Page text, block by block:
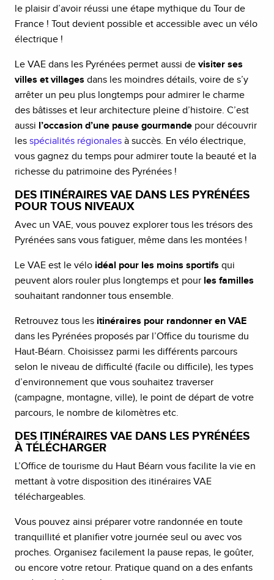
le plaisir d’avoir réussi une étape mythique du Tour de
France ! Tout devient possible et accessible avec un vélo
électrique !
Le VAE dans les Pyrénées permet aussi de visiter ses
villes et villages dans les moindres détails, voire de s’y
arrêter un peu plus longtemps pour admirer le charme
des bâtisses et leur architecture pleine d’histoire. C’est
aussi l’occasion d’une pause gourmande pour découvrir
les spécialités régionales à succès. En vélo électrique,
vous gagnez du temps pour admirer toute la beauté et la
richesse du patrimoine des Pyrénées !
DES ITINÉRAIRES VAE DANS LES PYRÉNÉES
POUR TOUS NIVEAUX
Avec un VAE, vous pouvez explorer tous les trésors des
Pyrénées sans vous fatiguer, même dans les montées !
Le VAE est le vélo idéal pour les moins sportifs qui
peuvent alors rouler plus longtemps et pour les familles
souhaitant randonner tous ensemble.
Retrouvez tous les itinéraires pour randonner en VAE
dans les Pyrénées proposés par l’Office du tourisme du
Haut-Béarn. Choisissez parmi les différents parcours
selon le niveau de difficulté (facile ou difficile), les types
d’environnement que vous souhaitez traverser
(campagne, montagne, ville), le point de départ de votre
parcours, le nombre de kilomètres etc.
DES ITINÉRAIRES VAE DANS LES PYRÉNÉES
À TÉLÉCHARGER
L’Office de tourisme du Haut Béarn vous facilite la vie en
mettant à votre disposition des itinéraires VAE
téléchargeables.
Vous pouvez ainsi préparer votre randonnée en toute
tranquillité et planifier votre journée seul ou avec vos
proches. Organisez facilement la pause repas, le goûter,
ou encore votre retour. Pratique quand on a des enfants